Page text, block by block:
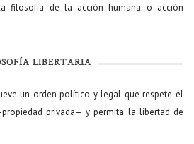
filosofía de la acción humana o acción
LIBERTARIA
un orden político y legal que respete el
privada— y permita la libertad de